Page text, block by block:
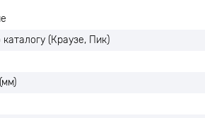
(Краузе, Пик)